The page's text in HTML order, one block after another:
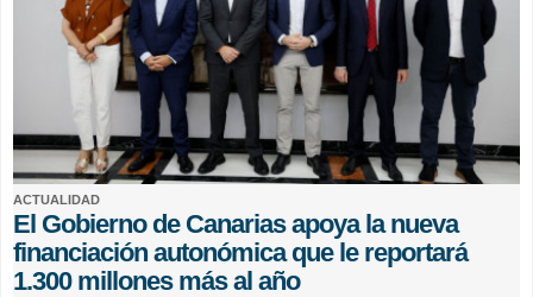
ACTUALIDAD
El Gobierno de Canarias apoya la nueva
financiación autonómica que le reportará
1.300 millones más al año